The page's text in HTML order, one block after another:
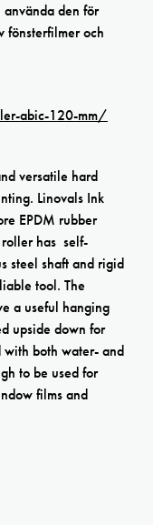
den för
fönsterfilmer och
abic-120-mm/
versatile hard
Linovals Ink
EPDM rubber
has self-
steel shaft and rigid
tool. The
a useful hanging
upside down for
both water- and
to be used for
films and